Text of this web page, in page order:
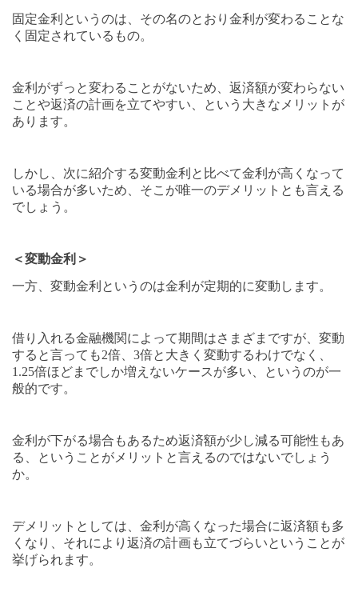
固定金利というのは、その名のとおり金利が変わることな
く固定されているもの。
金利がずっと変わることがないため、返済額が変わらない
ことや返済の計画を立てやすい、という大きなメリットが
あります。
しかし、次に紹介する変動金利と比べて金利が高くなって
いる場合が多いため、そこが唯一のデメリットとも言える
でしょう。
＜変動金利＞
一方、変動金利というのは金利が定期的に変動します。
借り入れる金融機関によって期間はさまざまですが、変動
すると言っても2倍、 3倍と大きく変動するわけでなく、
1.25倍ほどまでしか増えないケースが多い、というのが一
般的です。
金利が下がる場合もあるため返済額が少し減る可能性もあ
る、ということがメリットと言えるのではないでしょう
か。
デメリットとしては、金利が高くなった場合に返済額も多
くなり、それにより返済の計画も立てづらいということが
挙げられます。